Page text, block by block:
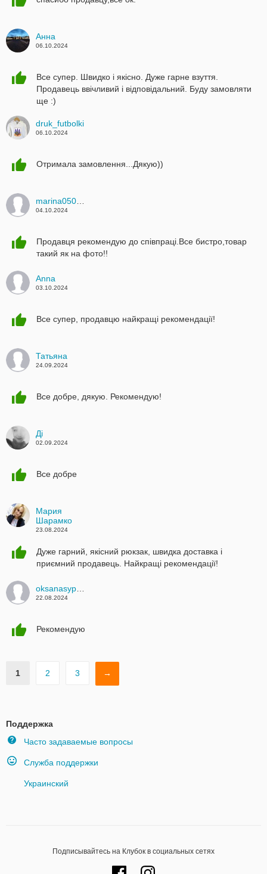
Анна
06.10.2024
Все супер. Швидко і якісно. Дуже гарне взуття.
Продавець ввічливий і відповідальний. Буду замовляти
ще :)
druk_futbolki
06.10.2024
Отримала замовлення...Дякую))
04.10.2024
Продавця рекомендую до співпраці.Все бистро,товар
такий як на фото!!
Anna
03.10.2024
Все супер, продавцю найкращі рекомендації!
Татьяна
24.09.2024
Все добре, дякую. Рекомендую!
Ді
02.09.2024
Все добре
Мария
Шарамко
23.08.2024
Дуже гарний, якісний рюкзак, швидка доставка і
приємний продавець. Найкращі рекомендації!
22.08.2024
Рекомендую
1 2 3 →
Поддержка
Часто задаваемые вопросы
Служба поддержки
Украинский
Подписывайтесь на Клубок в социальных сетях